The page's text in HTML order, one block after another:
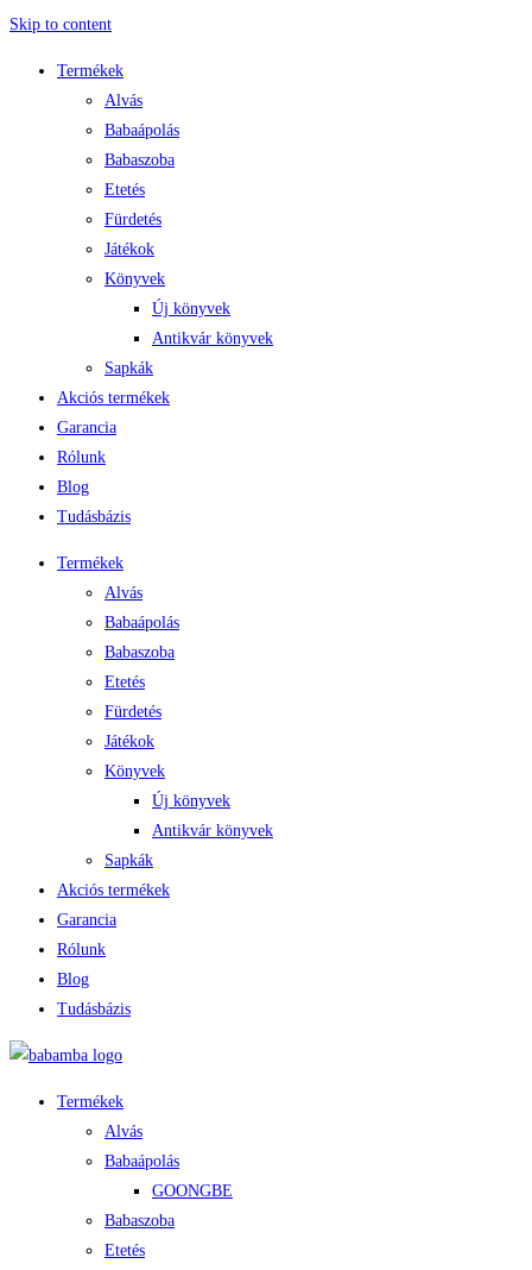
Skip to content
Termékek
Alvás
Babaápolás
Babaszoba
Etetés
Fürdetés
Játékok
Könyvek
Új könyvek
Antikvár könyvek
Sapkák
Akciós termékek
Garancia
Rólunk
Blog
Tudásbázis
Termékek
Alvás
Babaápolás
Babaszoba
Etetés
Fürdetés
Játékok
Könyvek
Új könyvek
Antikvár könyvek
Sapkák
Akciós termékek
Garancia
Rólunk
Blog
Tudásbázis
Termékek
Alvás
Babaápolás
GOONGBE
Babaszoba
Etetés